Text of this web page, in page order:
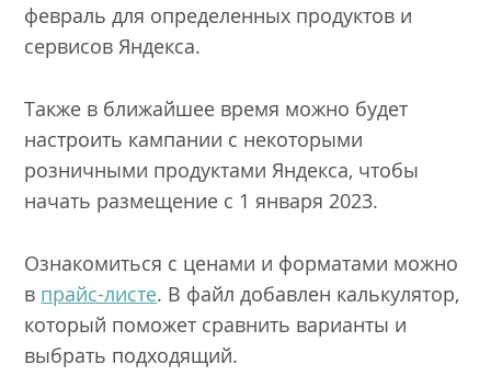
февраль для определенных продуктов и
сервисов Яндекса.
Также в ближайшее время можно будет
настроить кампании с некоторыми
розничными продуктами Яндекса, чтобы
начать размещение с 1 января 2023.
Ознакомиться с ценами и форматами можно
в прайс-листе. В файл добавлен калькулятор,
который поможет сравнить варианты и
выбрать подходящий.